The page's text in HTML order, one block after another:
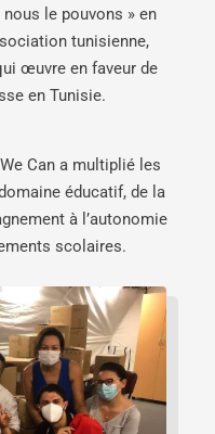
le pouvons » en
tunisienne,
œuvre en faveur de
en Tunisie.
Can a multiplié les
éducatif, de la
à l’autonomie
scolaires.